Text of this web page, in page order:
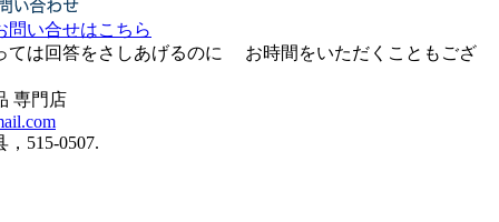
問い合せはこちら
ては回答をさしあげるのに お時間をいただくこともござ
専門店
515-0507.